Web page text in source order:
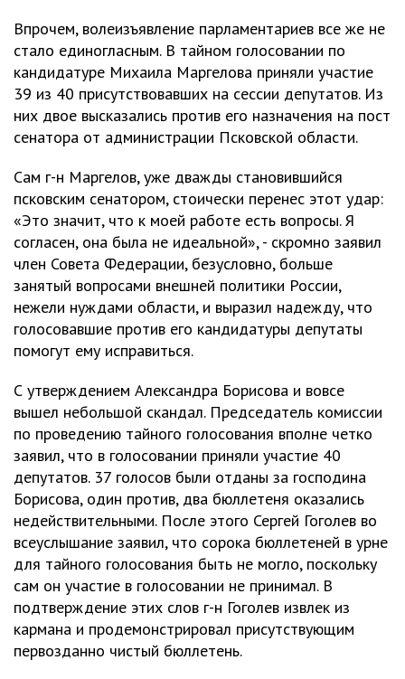
Впрочем, волеизъявление парламентариев все же не
стало единогласным. В тайном голосовании по
кандидатуре Михаила Маргелова приняли участие
39 из 40 присутствовавших на сессии депутатов. Из
них двое высказались против его назначения на пост
сенатора от администрации Псковской области.
Сам г-н Маргелов, уже дважды становившийся
псковским сенатором, стоически перенес этот удар:
«Это значит, что к моей работе есть вопросы. Я
согласен, она была не идеальной», - скромно заявил
член Совета Федерации, безусловно, больше
занятый вопросами внешней политики России,
нежели нуждами области, и выразил надежду, что
голосовавшие против его кандидатуры депутаты
помогут ему исправиться.
С утверждением Александра Борисова и вовсе
вышел небольшой скандал. Председатель комиссии
по проведению тайного голосования вполне четко
заявил, что в голосовании приняли участие 40
депутатов. 37 голосов были отданы за господина
Борисова, один против, два бюллетеня оказались
недействительными. После этого Сергей Гоголев во
всеуслышание заявил, что сорока бюллетеней в урне
для тайного голосования быть не могло, поскольку
сам он участие в голосовании не принимал. В
подтверждение этих слов г-н Гоголев извлек из
кармана и продемонстрировал присутствующим
первозданно чистый бюллетень.